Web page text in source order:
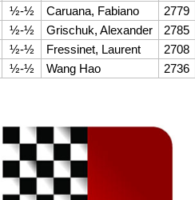
½-½ Caruana, Fabiano
2779
½-½ Grischuk, Alexander
2785
½-½ Fressinet, Laurent
2708
½-½ Wang Hao 2736